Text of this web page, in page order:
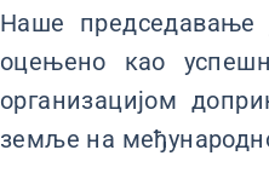
Наше председавање
оцењено као
организацијом
земље на